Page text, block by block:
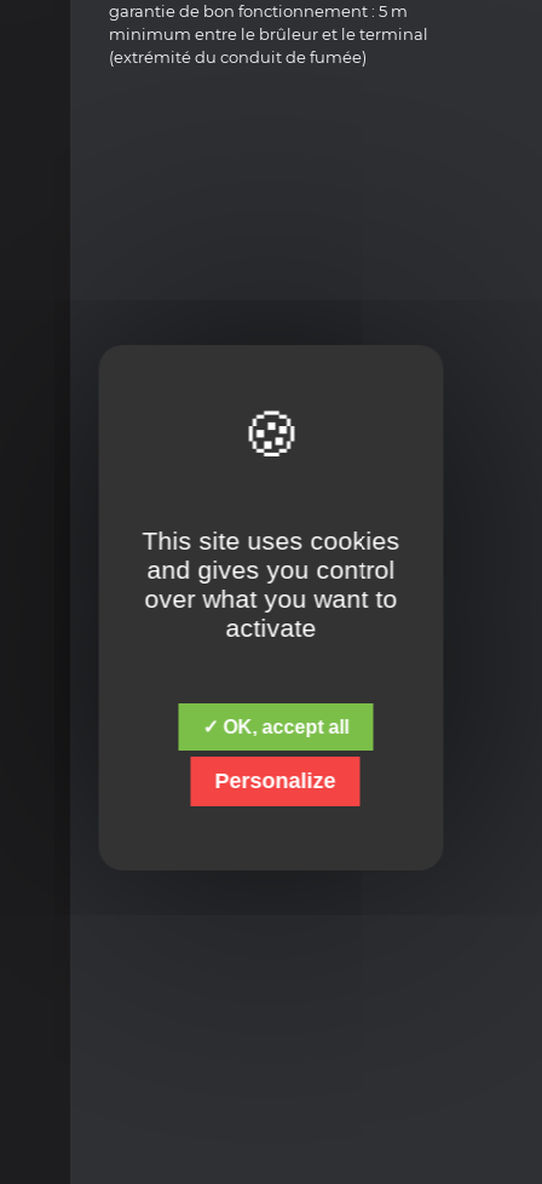
garantie de bon fonctionnement : 5 m
minimum entre le brûleur et le terminal
(extrémité du conduit de fumée)
This site uses cookies
and gives you control
over what you want to
activate
✓ OK, accept all
Personalize